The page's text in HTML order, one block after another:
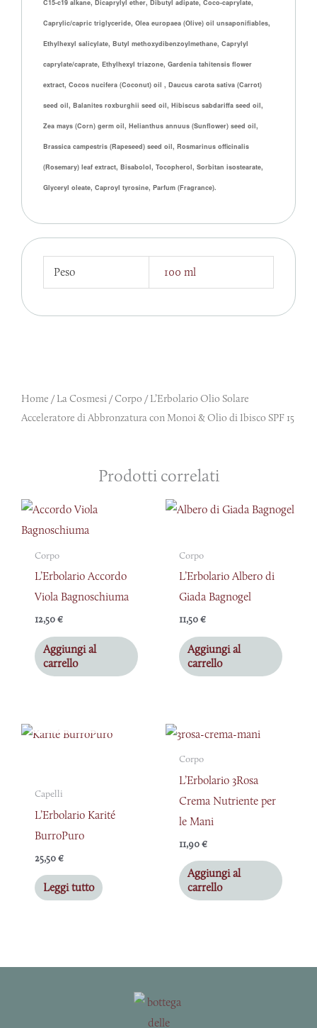
C15-c19 alkane, Dicaprylyl ether, Dibutyl adipate, Coco-caprylate,
Caprylic/capric triglyceride, Olea europaea (Olive) oil unsaponifiables,
Ethylhexyl salicylate, Butyl methoxydibenzoylmethane, Caprylyl
caprylate/caprate, Ethylhexyl triazone, Gardenia tahitensis flower
extract, Cocos nucifera (Coconut) oil , Daucus carota sativa (Carrot)
seed oil, Balanites roxburghii seed oil, Hibiscus sabdariffa seed oil,
Zea mays (Corn) germ oil, Helianthus annuus (Sunflower) seed oil,
Brassica campestris (Rapeseed) seed oil, Rosmarinus officinalis
(Rosemary) leaf extract, Bisabolol, Tocopherol, Sorbitan isostearate,
Glyceryl oleate, Caproyl tyrosine, Parfum (Fragrance).
Peso 100 ml
Home /La Cosmesi /Corpo / L’Erbolario Olio Solare
Acceleratore di Abbronzatura con Monoi & Olio di Ibisco SPF 15
Prodotti correlati
Corpo
L’Erbolario Accordo
Viola Bagnoschiuma
12,50€
Aggiungi al
carrello
Corpo
L’Erbolario Albero di
Giada Bagnogel
11,50€
Aggiungi al
carrello
Capelli
L’Erbolario Karité
BurroPuro
25,50€
Leggi tutto
Corpo
L’Erbolario 3Rosa
Crema Nutriente per
le Mani
11,90€
Aggiungi al
carrello